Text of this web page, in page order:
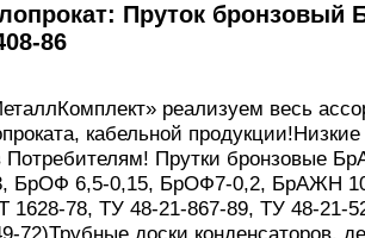
Пруток бронзовый
86
реализуем весь
кабельной
Потребителям! Прутки бронзовые
БрОФ 6,5-0,15, БрОФ7-0,2, БрАЖН
1628-78, ТУ 48-21-867-89, ТУ 48-21-
72)Трубные доски конденсаторов,